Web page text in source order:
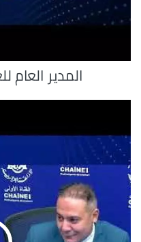
المدير العام